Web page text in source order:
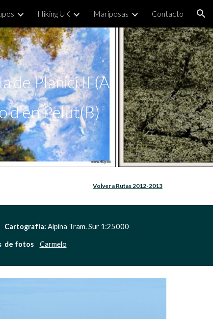
Hiking UK Mariposas Contacto
Planici II (A)
Morro d'en Pelut(B)
Volver a Rutas 2012-2013
Cartografía: Alpina Tram. Sur 1:25000
de fotos Carmelo